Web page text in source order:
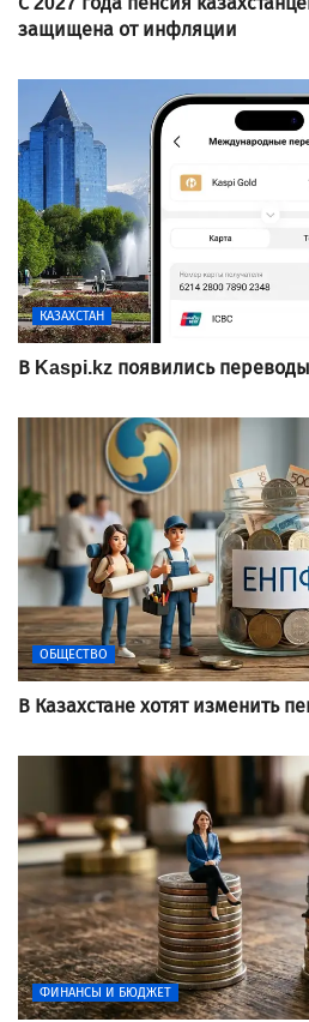
защищена от инфляции
КАЗАХСТАН
В Kaspi.kz появились
ОБЩЕСТВО
В Казахстане хотят изменить
ФИНАНСЫ И БЮДЖЕТ